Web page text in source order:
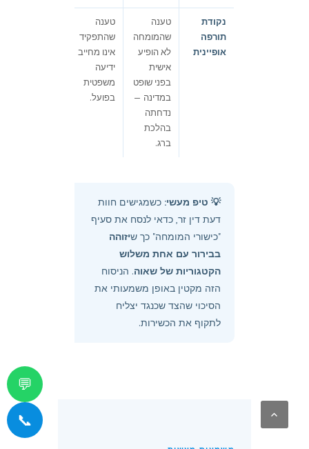
נקודת
תורפה
אופיינית
טענה
שהמומחה
לא הופיע
אישית
בפני שופט
במדינה —
נדחתה
בהלכת
ברג.
טענה
שהתפקיד
אינו מחייב
ידיעה
משפטית
בפועל.
💡 טיפ מעשי: כשמגישים חוות
דעת דין זר, כדאי לנסח את סעיף
"כישורי המומחה" כך שיזוהה
בבירור עם אחת משלוש
הקטגוריות של שאוה. הניסוח
הזה מקטין באופן משמעותי את
הסיכוי שהצד שכנגד יצליח
לתקוף את הכשירות.
💬
📞